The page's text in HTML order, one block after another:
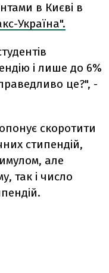
в Києві в
Україна".
і лише до 6%
це?", -
скоротити
стипендій,
але
так і число